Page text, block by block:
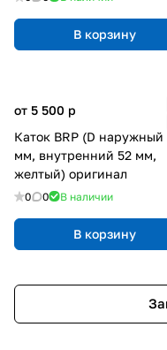
В корзину
от 5 500 p
Каток BRP (D наружный
мм, внутренний 52 мм,
желтый) оригинал
0 0 В наличии
В корзину